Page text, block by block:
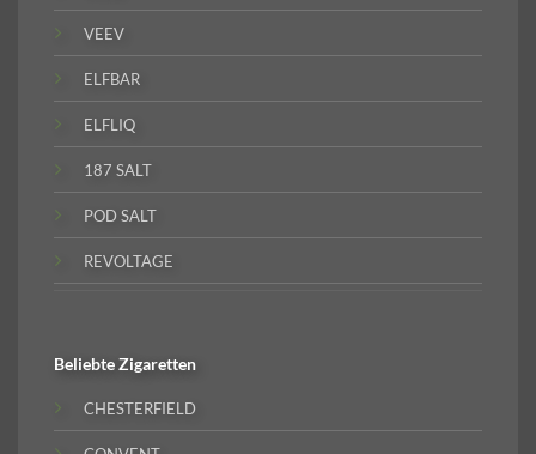
VEEV
ELFBAR
ELFLIQ
187 SALT
POD SALT
REVOLTAGE
BeliebteZigaretten
CHESTERFIELD